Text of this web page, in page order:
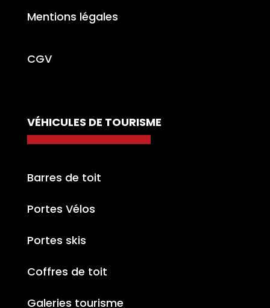
Mentions légales
CGV
VÉHICULES DE TOURISME
Barres de toit
Portes Vélos
Portes skis
Coffres de toit
Galeries tourisme